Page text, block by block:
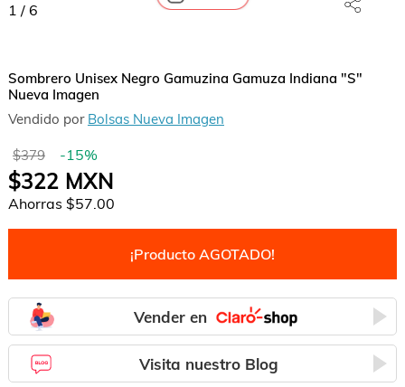
1 / 6
Sombrero Unisex Negro Gamuzina Gamuza Indiana "S"
Nueva Imagen
Vendido por Bolsas Nueva Imagen
$379 -15%
$322MXN
Ahorras $57.00
¡Producto AGOTADO!
Vender en
Visita nuestro Blog